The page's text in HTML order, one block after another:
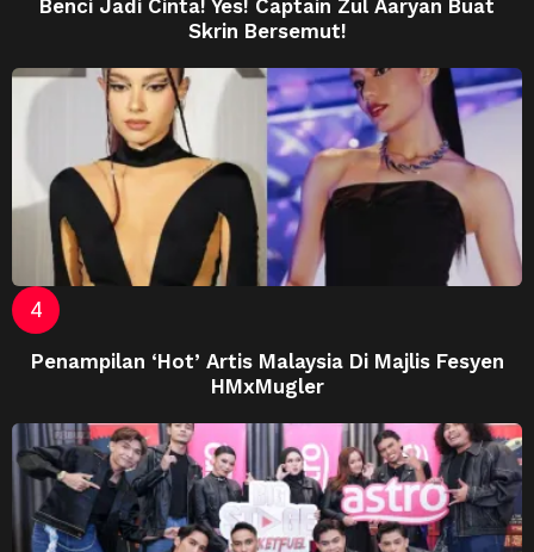
Benci Jadi Cinta! Yes! Captain Zul Aaryan Buat
Skrin Bersemut!
Penampilan ‘Hot’ Artis Malaysia Di Majlis Fesyen
HMxMugler